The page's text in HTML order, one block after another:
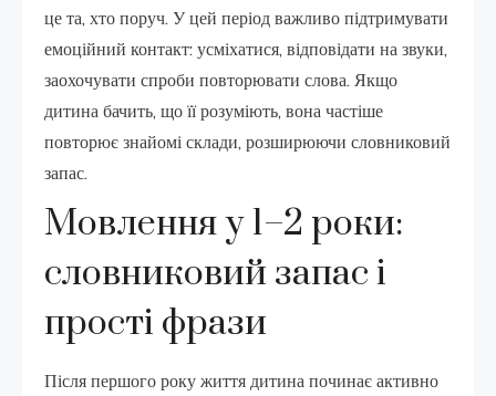
це та, хто поруч. У цей період важливо підтримувати
емоційний контакт: усміхатися, відповідати на звуки,
заохочувати спроби повторювати слова. Якщо
дитина бачить, що її розуміють, вона частіше
повторює знайомі склади, розширюючи словниковий
запас.
Мовлення у 1–2 роки:
словниковий запас і
прості фрази
Після першого року життя дитина починає активно